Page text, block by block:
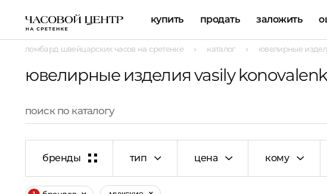
купить продать заложить
ломбард швейцарских часов на сретенке каталог ювелирные
ювелирные изделия vasily
бренды тип цена кому